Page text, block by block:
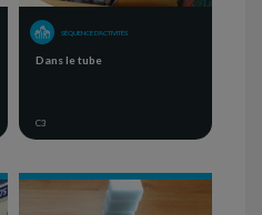
SÉQUENCE D'ACTIVITÉS
Dans le tube
C3